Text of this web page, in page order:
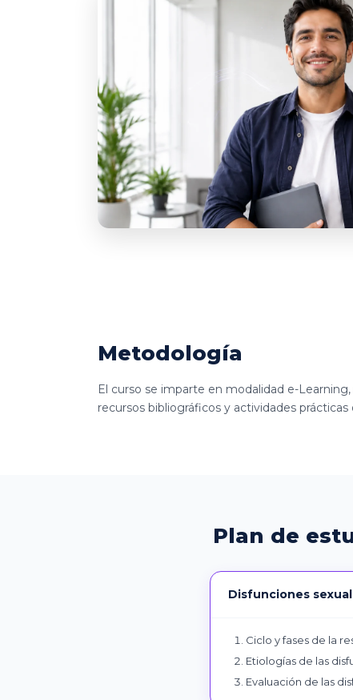
Metodología
El curso se imparte en modalidad e-
recursos bibliográficos y actividades
Plan de
Disfunciones
Ciclo y fases de la
Etiologías de las
Evaluación de las